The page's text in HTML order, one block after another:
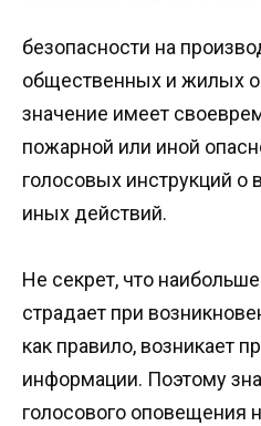
безопасности на
общественных и жилых
значение имеет
пожарной или иной
голосовых инструкций о
иных действий.
Не секрет, что
страдает при
как правило, возникает
информации. Поэтому
голосового оповещения